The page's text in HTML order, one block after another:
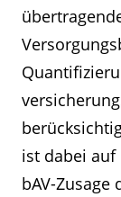
ist dabei
bAV-